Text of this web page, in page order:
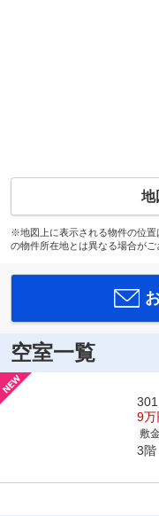
地
※地図上に表示される物件の位
の物件所在地とは異なる場合がご
空室一覧
301
9万
敷
3